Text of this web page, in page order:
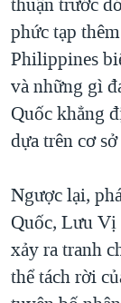
phức tạp
Philippines
và những gì
Quốc khẳng
dựa trên cơ
Ngược lại,
Quốc, Lưu Vị
xảy ra tranh
thể tách rời